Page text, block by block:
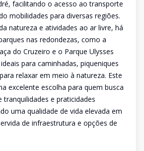
facilitando o acesso ao transporte
mobilidades para diversas regiões.
natureza e atividades ao ar livre, há
nas redondezas, como a
do Cruzeiro e o Parque Ulysses
para caminhadas, piqueniques
relaxar em meio à natureza. Este
excelente escolha para quem busca
tranquilidades e praticidades
uma qualidade de vida elevada em
de infraestrutura e opções de